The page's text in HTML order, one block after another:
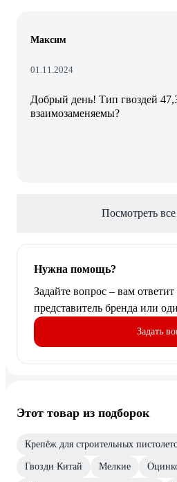
Максим
01.11.2024
Добрый день! Тип гвоздей
взаимозаменяемы?
Посмотреть
Нужна помощь?
Задайте вопрос – вам
представитель бренда или
Задать
Этот товар из подборок
Крепёж для строительных
Гвозди Китай Мелкие